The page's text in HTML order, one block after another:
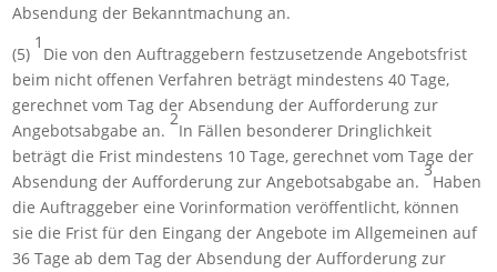
Absendung der Bekanntmachung an.
(5)
1
Die von den Auftraggebern festzusetzende Angebotsfrist
beim nicht offenen Verfahren beträgt mindestens 40 Tage,
gerechnet vom Tag der Absendung der Aufforderung zur
Angebotsabgabe an.
2
In Fällen besonderer Dringlichkeit
beträgt die Frist mindestens 10 Tage, gerechnet vom Tage der
Absendung der Aufforderung zur Angebotsabgabe an.
3
Haben
die Auftraggeber eine Vorinformation veröffentlicht, können
sie die Frist für den Eingang der Angebote im Allgemeinen auf
36 Tage ab dem Tag der Absendung der Aufforderung zur